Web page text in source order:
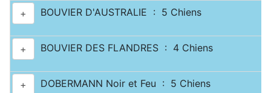
+ BOUVIER D'AUSTRALIE : 5 Chiens
+ BOUVIER DES FLANDRES : 4 Chiens
+ DOBERMANN Noir et Feu : 5 Chiens